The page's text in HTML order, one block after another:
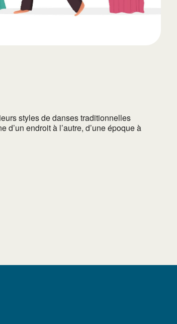
styles de danses traditionnelles
endroit à l’autre, d’une époque à